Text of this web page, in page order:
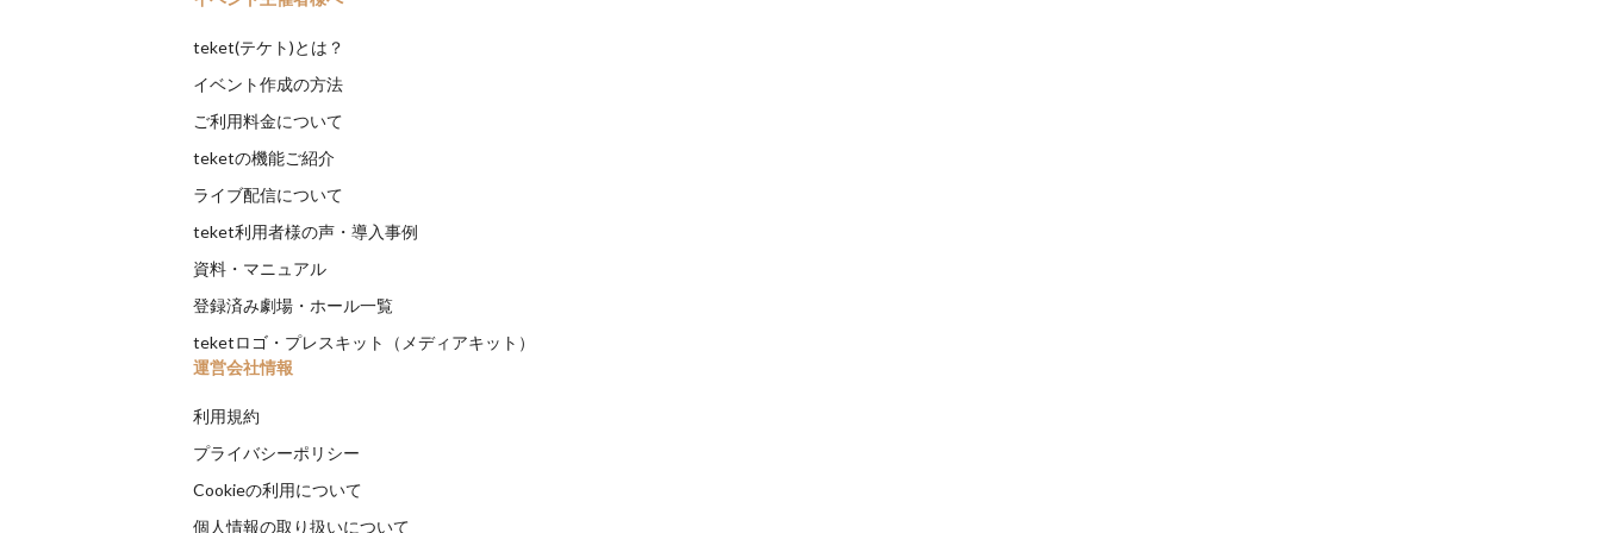
teket(テケト)とは？
イベント作成の方法
ご利用料金について
teketの機能ご紹介
ライブ配信について
teket利用者様の声・導入事例
資料・マニュアル
登録済み劇場・ホール一覧
teketロゴ・プレスキット（メディアキット）
運営会社情報
利用規約
プライバシーポリシー
Cookieの利用について
個人情報の取り扱いについて